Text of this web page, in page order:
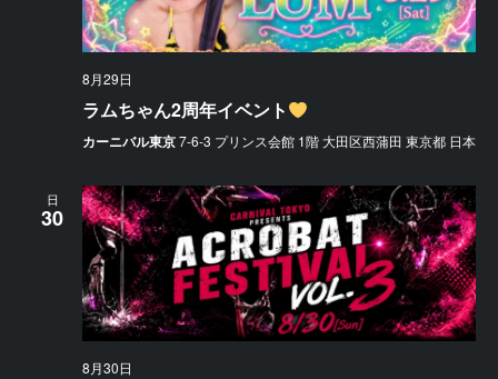
8月29日
ラムちゃん2周年イベント
カーニバル東京7-6-3 プリンス会館 1階 大田区西蒲田 東京都 日本
日
30
8月30日